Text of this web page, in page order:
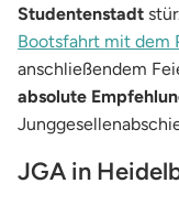
Studentenstadt
Bootsfahrt mit dem
anschließendem
absolute
JGA in